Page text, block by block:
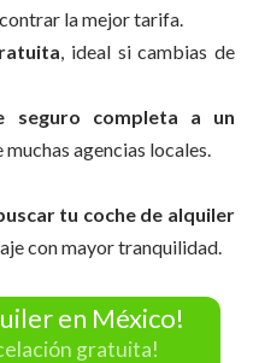
la mejor tarifa.
, ideal si cambias de
seguro completa a un
muchas agencias locales.
tu coche de alquiler
con mayor tranquilidad.
en México!
gratuita!